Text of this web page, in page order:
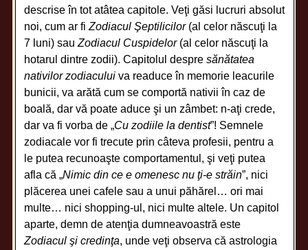
descrise în tot atâtea capitole. Veţi găsi lucruri absolut
noi, cum ar fiZodiacul Şeptilicilor(al celor născuţi la
7 luni) sauZodiacul Cuspidelor(al celor născuţi la
hotarul dintre zodii). Capitolul despresănătatea
nativilor zodiacului va readuce în memorie leacurile
bunicii, va arătă cum se comportă nativii în caz de
boală, dar vă poate aduce şi un zâmbet: n-aţi crede,
dar va fi vorba de „Cu zodiile la dentist”! Semnele
zodiacale vor fi trecute prin câteva profesii, pentru a
le putea recunoaşte comportamentul, şi veţi putea
afla că „Nimic din ce e omenesc nu ţi-e străin”, nici
plăcerea unei cafele sau a unui păhărel… ori mai
multe… nici shopping-ul, nici multe altele. Un capitol
aparte, demn de atenţia dumneavoastră este
Zodiacul şi credinţa, unde veţi observa că astrologia